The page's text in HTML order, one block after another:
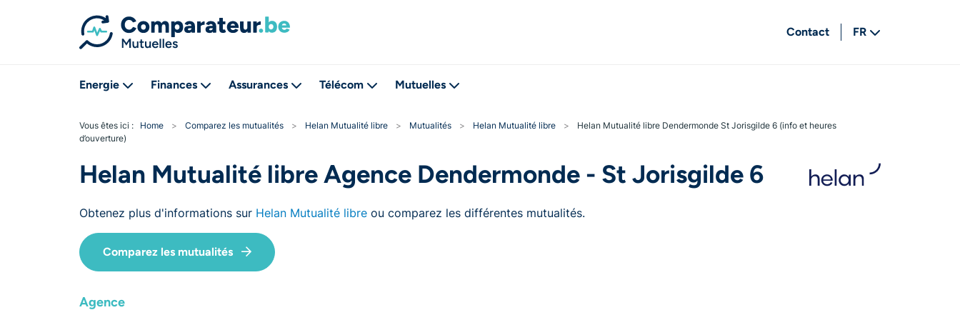
Contact
FR
Energie Finances Assurances Télécom Mutuelles
Vous êtes ici : Home > Comparez les mutualités > Helan Mutualité libre > Mutualités > Helan Mutualité libre >
Helan Mutualité libre Dendermonde St Jorisgilde 6 (info et heures
d’ouverture)
Helan Mutualité libre Agence Dendermonde - St Jorisgilde 6
Obtenez plus d'informations sur Helan Mutualité libre ou comparez les différentes mutualités.
Comparez les mutualités
Agence